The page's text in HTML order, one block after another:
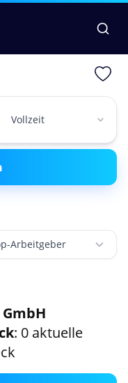
Arbeitgeber
: 0 aktuelle